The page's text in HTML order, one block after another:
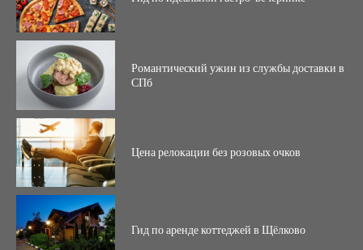
Романтический ужин из службы доставки в
СПб
Цена релокации без розовых очков
Гид по аренде коттеджей в Щёлково